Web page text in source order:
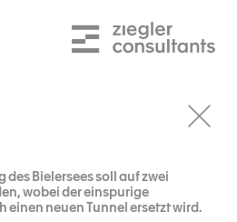
Bielersees soll auf zwei
wobei der einspurige
einen neuen Tunnel ersetzt wird.